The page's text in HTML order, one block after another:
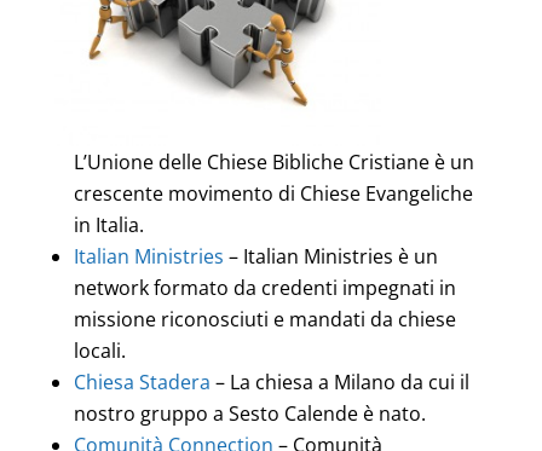
L’Unione delle Chiese Bibliche Cristiane è un
crescente movimento di Chiese Evangeliche
in Italia.
Italian Ministries – Italian Ministries è un
network formato da credenti impegnati in
missione riconosciuti e mandati da chiese
locali.
Chiesa Stadera – La chiesa a Milano da cui il
nostro gruppo a Sesto Calende è nato.
Comunità Connection – Comunità